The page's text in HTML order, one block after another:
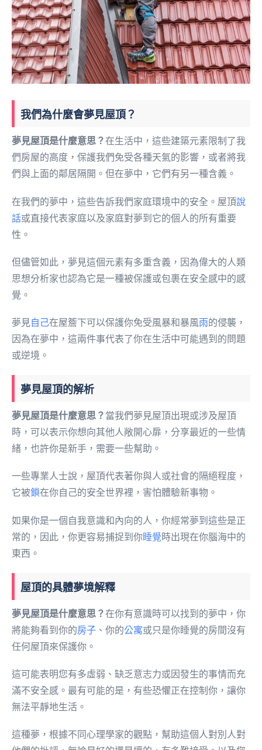
我們為什麼會夢見屋頂？
夢見屋頂是什麼意思？在生活中，這些建築元素限制了我
們房屋的高度，保護我們免受各種天氣的影響，或者將我
們與上面的鄰居隔開。但在夢中，它們有另一種含義。
在我們的夢中，這些告訴我們家庭環境中的安全。屋頂說
話或直接代表家庭以及家庭對夢到它的個人的所有重要
性。
但儘管如此，夢見這個元素有多重含義，因為偉大的人類
思想分析家也認為它是一種被保護或包裹在安全感中的感
覺。
夢見自己在屋簷下可以保護你免受風暴和暴風雨的侵襲，
因為在夢中，這兩件事代表了你在生活中可能遇到的問題
或逆境。
夢見屋頂的解析
夢見屋頂是什麼意思？ 當我們夢見屋頂出現或涉及屋頂
時，可以表示你想向其他人敞開心扉，分享最近的一些情
緒，也許你是新手，需要一些幫助。
一些專業人士說，屋頂代表著你與人或社會的隔絕程度，
它被鎖在你自己的安全世界裡，害怕體驗新事物。
如果你是一個自我意識和內向的人，你經常夢到這些是正
常的，因此，你更容易捕捉到你睡覺時出現在你腦海中的
東西。
屋頂的具體夢境解釋
夢見屋頂是什麼意思？在你有意識時可以找到的夢中，你
將能夠看到你的房子 、你的公寓或只是你睡覺的房間沒有
任何屋頂來保護你。
這可能表明您有多虛弱、缺乏意志力或因發生的事情而充
滿不安全感。最有可能的是，有些恐懼正在控制你，讓你
無法平靜地生活。
這種夢，根據不同心理學家的觀點，幫助這個人對別人對